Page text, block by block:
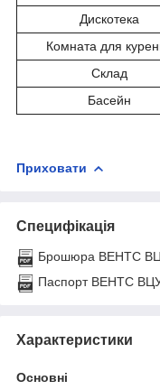
Дискотека
Комната для
Склад
Басейн
Приховати
Специфікація
Брошюра ВЕНТС
Паспорт ВЕНТС
Характеристики
Основні